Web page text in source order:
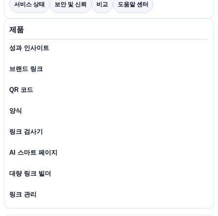
서비스 상태 보안 및 신뢰 비교 도움말 센터
제품
성과 인사이트
브랜드 링크
QR 코드
양식
링크 검사기
AI 스마트 페이지
대량 링크 빌더
링크 관리